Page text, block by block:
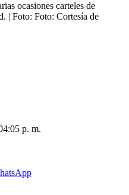
ocasiones carteles de
| Foto: Foto: Cortesía de
p. m.